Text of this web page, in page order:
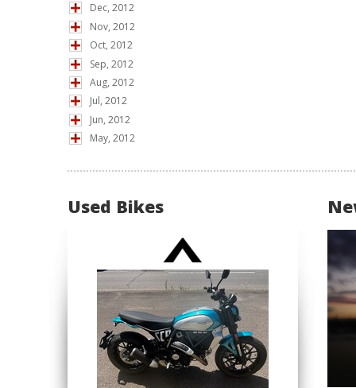
Dec, 2012
Nov, 2012
Oct, 2012
Sep, 2012
Aug, 2012
Jul, 2012
Jun, 2012
May, 2012
Used Bikes